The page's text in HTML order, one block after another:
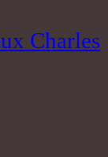
Charles